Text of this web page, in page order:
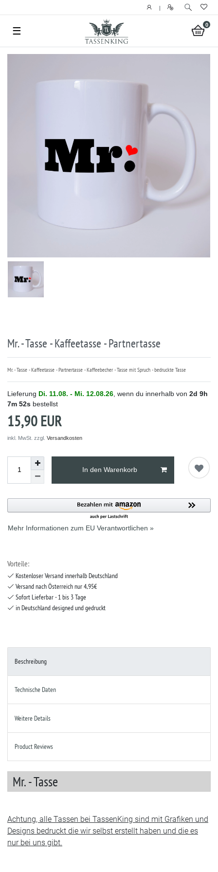
|
0
☰
Mr. - Tasse - Kaffeetasse - Partnertasse
Mr. - Tasse - Kaffeetasse - Partnertasse - Kaffeebecher - Tasse mit Spruch - bedruckte Tasse
Lieferung Di. 11.08. - Mi. 12.08.26 , wenn du innerhalb von 2d 9h
7m 52s bestellst
15,90 EUR
inkl. MwSt. zzgl. Versandkosten
In den Warenkorb
Mehr Informationen zum EU Verantwortlichen »
Vorteile:
Kostenloser Versand innerhalb Deutschland
Versand nach Österreich nur 4,95€
Sofort Lieferbar - 1 bis 3 Tage
in Deutschland designed und gedruckt
Beschreibung
Technische Daten
Weitere Details
Product Reviews
Mr. - Tasse
Achtung, alle Tassen bei TassenKing sind mit Grafiken und
Designs bedruckt die wir selbst erstellt haben und die es
nur bei uns gibt.